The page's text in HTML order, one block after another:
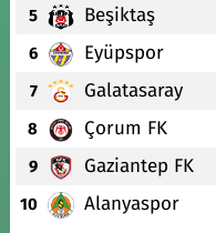
5 Beşiktaş
6 Eyüpspor
7 Galatasaray
8 Çorum FK
9 Gaziantep FK
10 Alanyaspor